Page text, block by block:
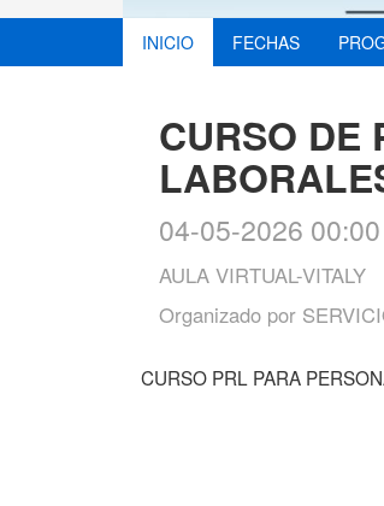
INICIO FECHAS
CURSO DE
04-05-2026 00:00
AULA VIRTUAL-VITALY
Organizado por
CURSO PRL PARA